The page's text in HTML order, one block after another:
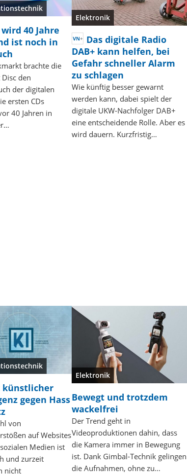
wird 40 Jahre
ist noch in
brachte die
den
der digitalen
ersten CDs
40 Jahren in
Elektronik
Das digitale Radio
DAB+ kann helfen, bei
Gefahr schneller Alarm
zu schlagen
Wie künftig besser gewarnt
werden kann, dabei spielt der
digitale UKW-Nachfolger DAB+
eine entscheidende Rolle. Aber es
wird dauern. Kurzfristig…
künstlicher
gegen Hass
von
auf Websites
Medien ist
und zurzeit
nicht
Elektronik
Bewegt und trotzdem
wackelfrei
Der Trend geht in
Videoproduktionen dahin, dass
die Kamera immer in Bewegung
ist. Dank Gimbal-Technik gelingen
die Aufnahmen, ohne zu…